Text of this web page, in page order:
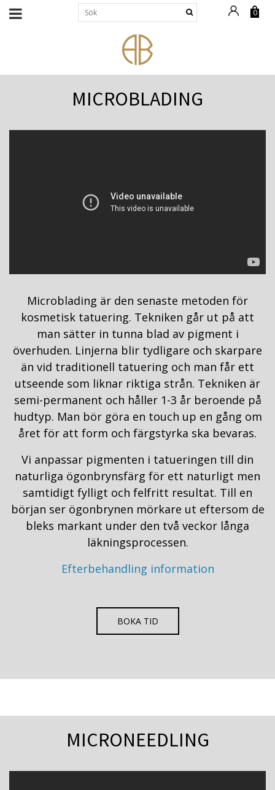
0
MICROBLADING
Microblading är den senaste metoden för
kosmetisk tatuering. Tekniken går ut på att
man sätter in tunna blad av pigment i
överhuden. Linjerna blir tydligare och skarpare
än vid traditionell tatuering och man får ett
utseende som liknar riktiga strån. Tekniken är
semi-permanent och håller 1-3 år beroende på
hudtyp. Man bör göra en touch up en gång om
året för att form och färgstyrka ska bevaras.
Vi anpassar pigmenten i tatueringen till din
naturliga ögonbrynsfärg för ett naturligt men
samtidigt fylligt och felfritt resultat. Till en
början ser ögonbrynen mörkare ut eftersom de
bleks markant under den två veckor långa
läkningsprocessen.
Efterbehandling information
BOKA TID
MICRONEEDLING